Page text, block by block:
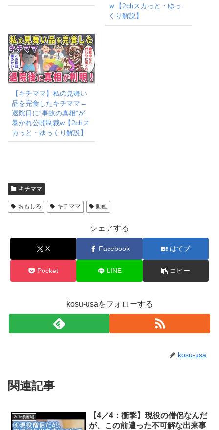
ｗ【2chスカっと・ゆっ
くり解説】
【キチママ】私の見舞い
品を完食したキチママ→
退院日に“事故の真相”が
暴かれ公開制裁w【2chス
カっと・ゆっくり解説】
キチママ
おもしろ キチママ 動画
シェアする
X Facebook はてブ
Pocket LINE コピー
kosu-usaをフォローする
kosu-usa
関連記事
2ch修羅場
【4／4：衝撃】現役の僧侶なんだ
が、この前遭った不可解な出来事